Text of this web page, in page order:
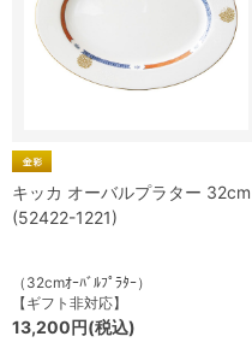
キッカ オーバルプラター 32cm
(52422-1221)
（32cmｵｰﾊﾞﾙﾌﾟﾗﾀｰ）
【ギフト非対応】
13,200円(税込)